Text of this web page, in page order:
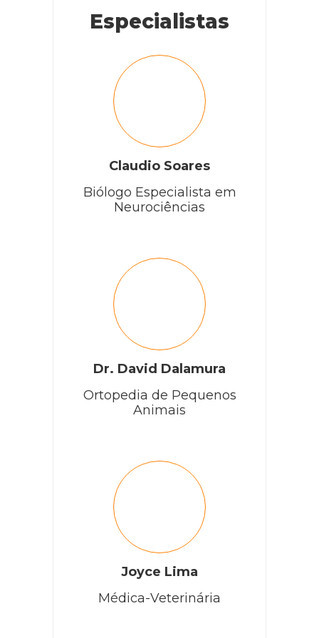
Qual a validade da ração cat urinary proplan??qto tempo
Olá, Sônia! Como vai?
A data de validade da ração Cat Urinary Proplan está
descrita em sua embalagem.
RESPONDER
Vanda AP Saborosa
Meu pet tem 4 anos, a um mês fez cirurgia , percebi que
ele não estava bem, levei ao veterinário,fez ultrassom de
novo e está com mais pedra. , Amanhã vai fazer outra
cirurgia, a ração que o veterinário passou na primeira
cirurgia, Royal canin renal, é normal depois da
cirurgia,aparecer mais pedras ?
RESPONDER
Especialistas
Claudio Soares
Biólogo Especialista em
Neurociências
Dr. David Dalamura
Ortopedia de Pequenos
Animais
Joyce Lima
Médica-Veterinária